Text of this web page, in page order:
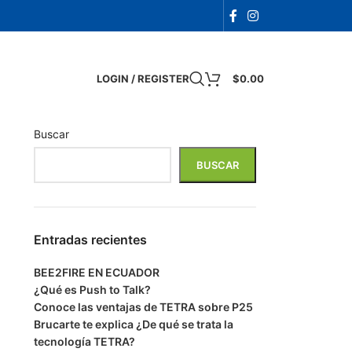
LOGIN / REGISTER $0.00
Buscar
BUSCAR
Entradas recientes
BEE2FIRE EN ECUADOR
¿Qué es Push to Talk?
Conoce las ventajas de TETRA sobre P25
Brucarte te explica ¿De qué se trata la
tecnología TETRA?